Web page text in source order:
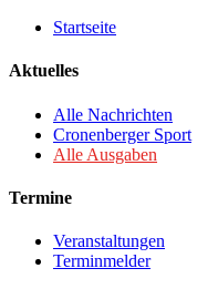
Startseite
Aktuelles
Alle Nachrichten
Cronenberger Sport
Alle Ausgaben
Termine
Veranstaltungen
Terminmelder